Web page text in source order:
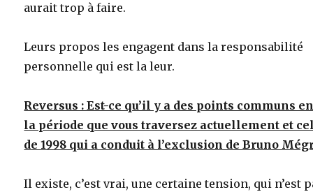
aurait trop à faire.
Leurs propos les engagent dans la responsabilité
personnelle qui est la leur.
Reversus : Est-ce qu’il y a des points communs
la période que vous traversez actuellement et
de 1998 qui a conduit à l’exclusion de Bruno
Il existe, c’est vrai, une certaine tension, qui n’est